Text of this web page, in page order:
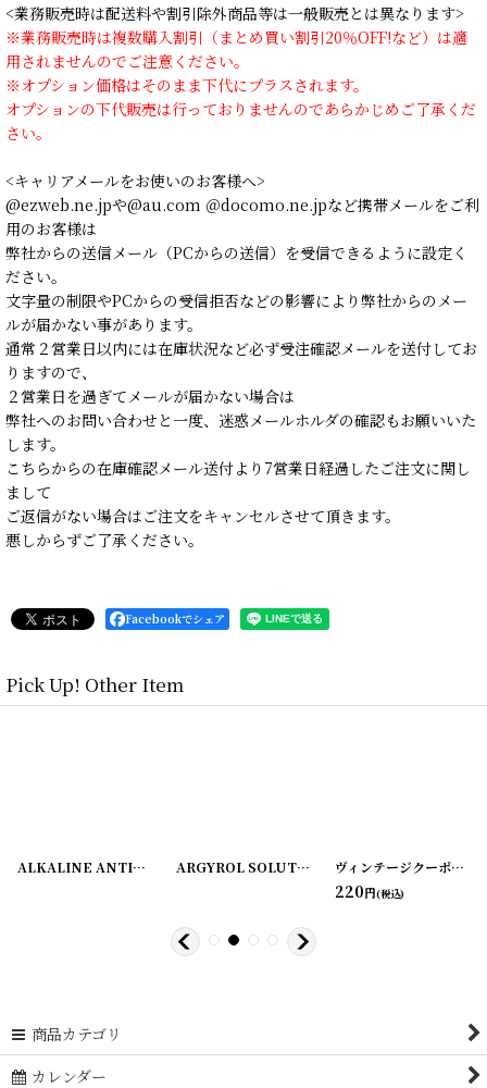
<業務販売時は配送料や割引除外商品等は一般販売とは異なります>
※業務販売時は複数購入割引（まとめ買い割引20％OFF!など）は適
用されませんのでご注意ください。
※オプション価格はそのまま下代にプラスされます。
オプションの下代販売は行っておりませんのであらかじめご了承くだ
さい。
<キャリアメールをお使いのお客様へ>
@ezweb.ne.jpや@au.com ＠docomo.ne.jpなど携帯メールをご利
用のお客様は
弊社からの送信メール（PCからの送信）を受信できるように設定く
ださい。
文字量の制限やPCからの受信拒否などの影響により弊社からのメー
ルが届かない事があります。
通常２営業日以内には在庫状況など必ず受注確認メールを送付してお
りますので、
２営業日を過ぎてメールが届かない場合は
弊社へのお問い合わせと一度、迷惑メールホルダの確認もお願いいた
します。
こちらからの在庫確認メール送付より7営業日経過したご注文に関し
まして
ご返信がない場合はご注文をキャンセルさせて頂きます。
悪しからずご了承ください。
Facebookでシェア
Pick Up! Other Item
1][20220628-12]ALKALINE ANTISEPTIC ラベル2枚セット ZUMSTEG BROTHERS [
ARGYROL SOLUTION ラベル3枚セット [ ヴィンテージクーポン ロールチケット＜ダブル＞ 10枚SET
220円(税込)
商品カテゴリ
カレンダー